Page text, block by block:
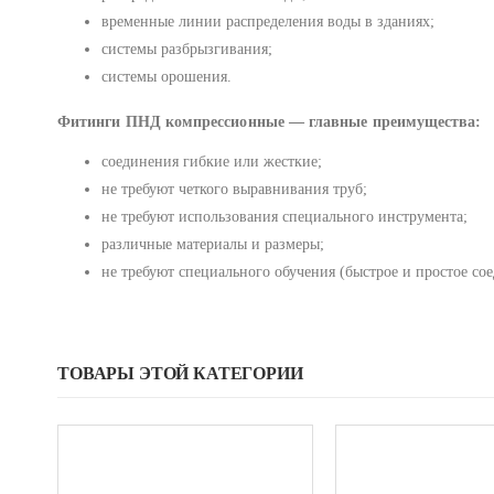
временные линии распределения воды в зданиях;
системы разбрызгивания;
системы орошения.
Фитинги ПНД компрессионные — главные преимущества:
соединения гибкие или жесткие;
не требуют четкого выравнивания труб;
не требуют использования специального инструмента;
различные материалы и размеры;
не требуют специального обучения (быстрое и простое
ТОВАРЫ ЭТОЙ КАТЕГОРИИ